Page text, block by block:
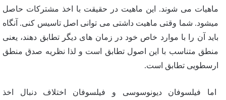
ماهیات می شوند. این ماهیت در حقیقت با اخذ مشترکات حاصل
میشود. شما وقتی ماهیت داشتی می توانی اصل تاسیس کنی. آنگاه
باید آن را با موارد خاص خود در زمان های دیگر تطابق دهند، یعنی
منطق متناسب با این اصول تطابق است و لذا نظریه صدق منطق
ارسطویی تطابق است.
اما فیلسوفان دیونوسوسی و فیلسوفان اختلاف دنبال اخذ